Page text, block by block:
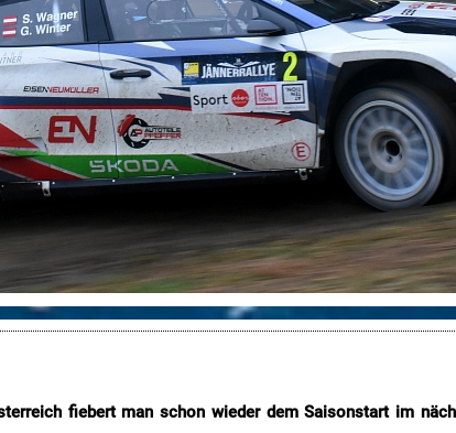
fiebert man schon wieder dem Saisonstart im